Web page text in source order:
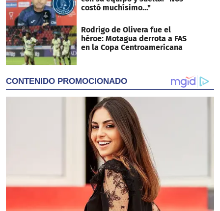
costó muchísimo..."
Rodrigo de Olivera fue el
héroe: Motagua derrota a FAS
en la Copa Centroamericana